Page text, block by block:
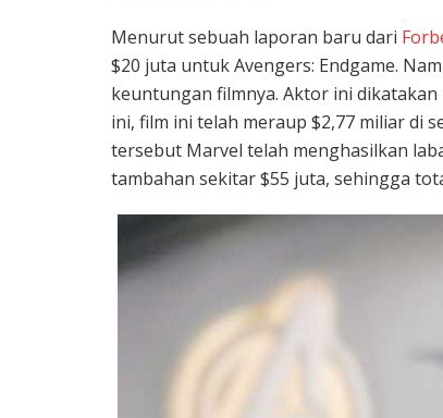
Menurut sebuah laporan baru dari
$20 juta untuk Avengers: Endgame.
keuntungan filmnya. Aktor ini
ini, film ini telah meraup $2,77 miliar di
tersebut Marvel telah menghasilkan
tambahan sekitar $55 juta, sehingga